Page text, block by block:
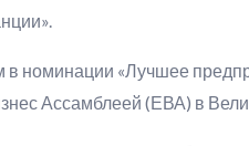
в номинации «Лучшее
Ассамблеей (ЕВА) в